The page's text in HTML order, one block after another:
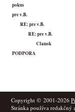
pokus
pre v.B.
RE: pre v.B.
RE: pre v.B.
Clanok
PODPORA
Copyright © 2001-2026
Stránka používa redakčný